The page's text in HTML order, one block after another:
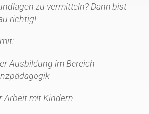
zu vermitteln? Dann bist
richtig!
Ausbildung im Bereich
Arbeit mit Kindern